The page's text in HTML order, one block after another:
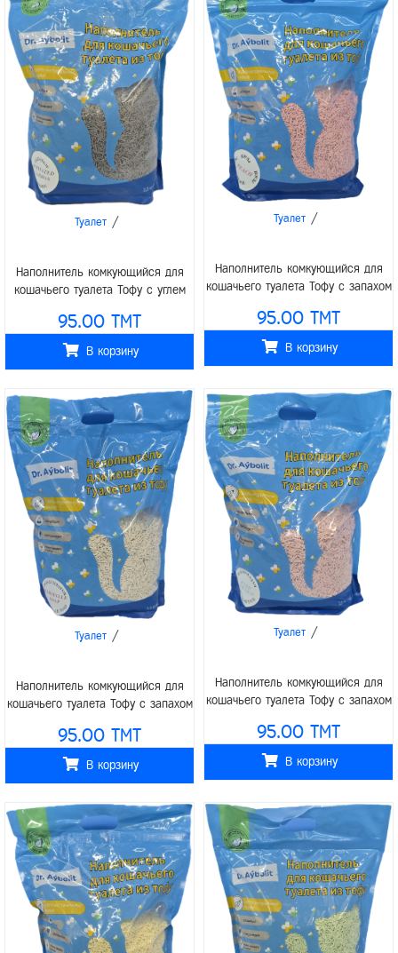
Туалет /
Наполнитель комкующийся для
кошачьего туалета Тофу с углем
95.00 TMT
В корзину
Туалет /
Наполнитель комкующийся для
кошачьего туалета Тофу с запахом
95.00 TMT
В корзину
Туалет /
Наполнитель комкующийся для
кошачьего туалета Тофу с запахом
95.00 TMT
В корзину
Туалет /
Наполнитель комкующийся для
кошачьего туалета Тофу с запахом
95.00 TMT
В корзину